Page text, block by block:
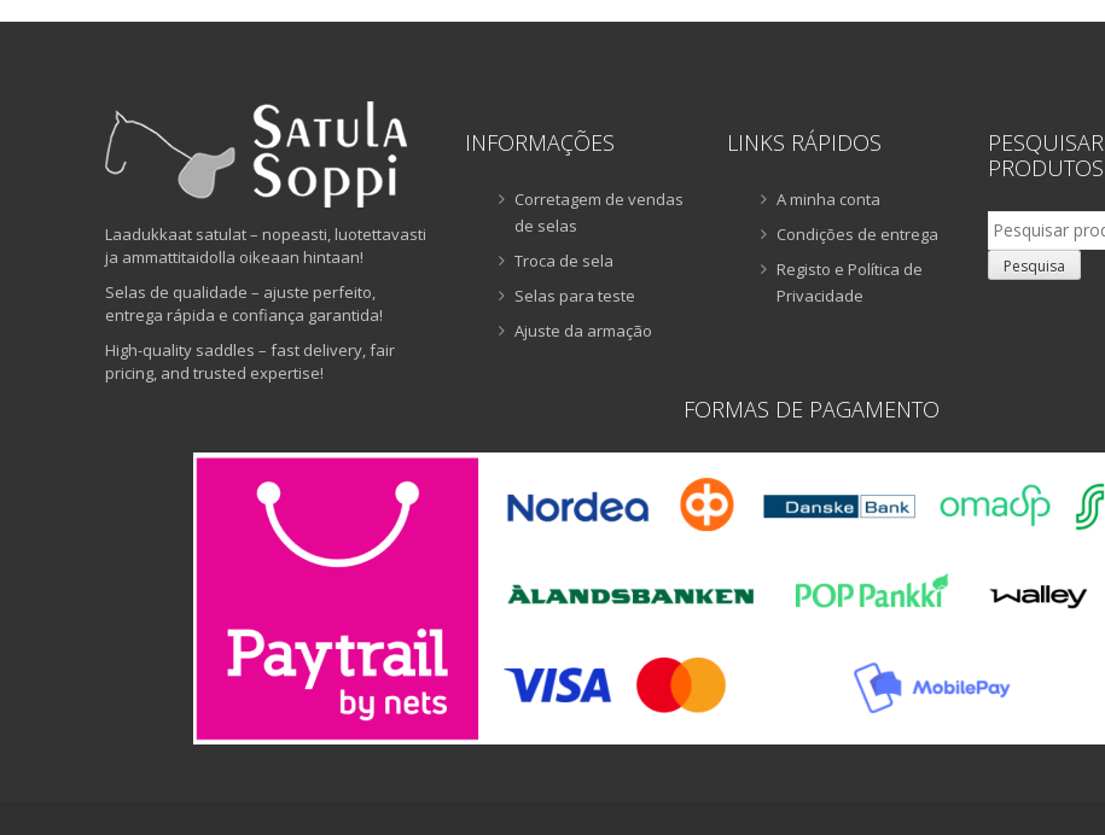
Laadukkaat satulat – nopeasti, luotettavasti
ja ammattitaidolla oikeaan hintaan!
Selas de qualidade – ajuste perfeito,
entrega rápida e confiança garantida!
High-quality saddles – fast delivery, fair
pricing, and trusted expertise!
INFORMAÇÕES
Corretagem de vendas
de selas
Troca de sela
Selas para teste
Ajuste da armação
LINKS RÁPIDOS
A minha conta
Condições de entrega
Registo e Política de
Privacidade
PESQUISAR
PRODUTOS
Pesquisar
por:
Pesquisa
FORMAS DE PAGAMENTO